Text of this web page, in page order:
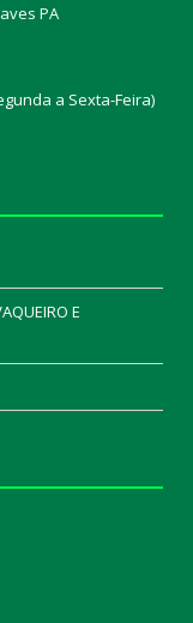
PA
a Sexta-Feira)
E